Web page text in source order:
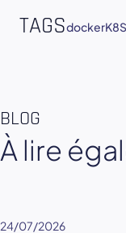
TAGSdockerK8S
BLOG
À lire
24/07/2026